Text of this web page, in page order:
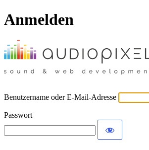
Anmelden
Benutzername oder E-Mail-Adresse
Passwort